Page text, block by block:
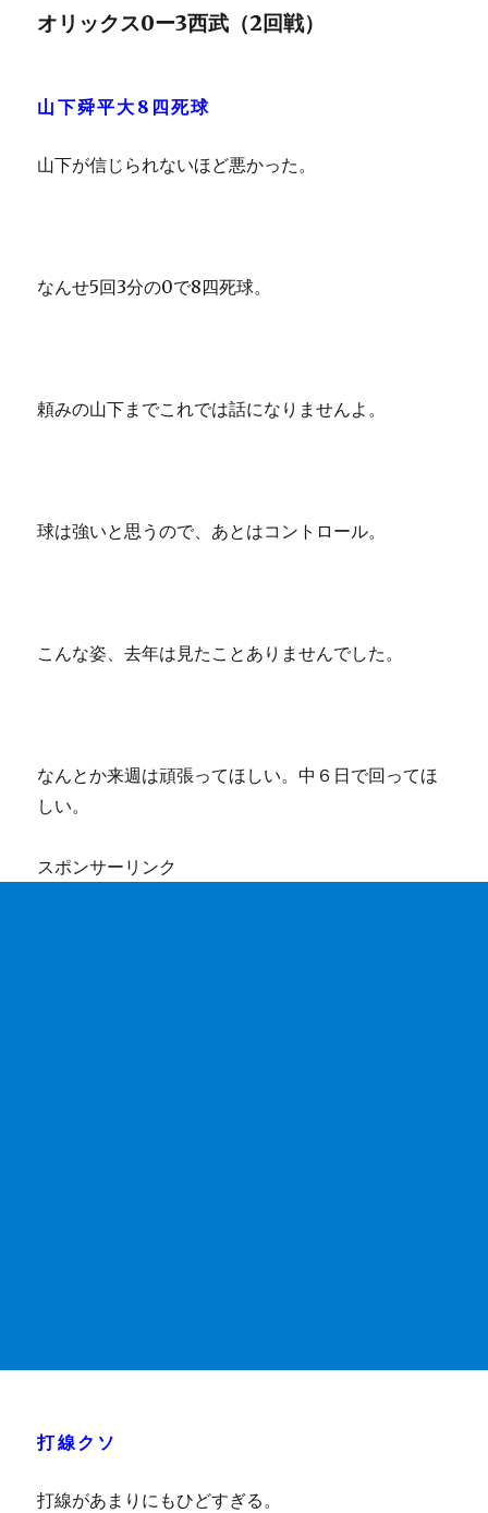
オリックス0ー3西武（2回戦）
山下舜平大8四死球
山下が信じられないほど悪かった。
なんせ5回3分の0で8四死球。
頼みの山下までこれでは話になりませんよ。
球は強いと思うので、あとはコントロール。
こんな姿、去年は見たことありませんでした。
なんとか来週は頑張ってほしい。中６日で回ってほ
しい。
スポンサーリンク
打線クソ
打線があまりにもひどすぎる。